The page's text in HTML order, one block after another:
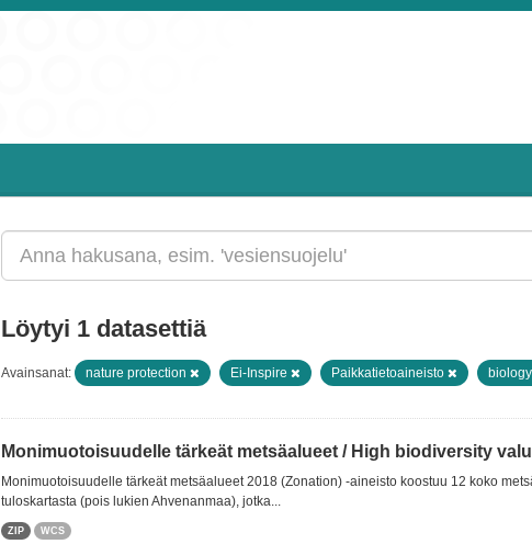
Löytyi 1 datasettiä
Avainsanat: nature protection Ei-Inspire Paikkatietoaineisto biology
Monimuotoisuudelle tärkeät metsäalueet / High biodiversity
Monimuotoisuudelle tärkeät metsäalueet 2018 (Zonation) -aineisto koostuu 12 koko
tuloskartasta (pois lukien Ahvenanmaa), jotka...
ZIP WCS